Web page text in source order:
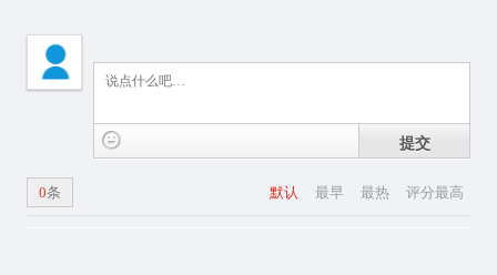
提交
默认 最早 最热 评分最高
0条